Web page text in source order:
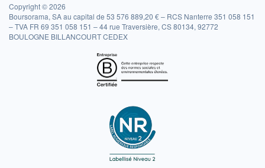
Copyright © 2026
Boursorama, SA au capital de 53 576 889,20 € – RCS Nanterre 351 058 151
– TVA FR 69 351 058 151 – 44 rue Traversière, CS 80134, 92772
BOULOGNE BILLANCOURT CEDEX